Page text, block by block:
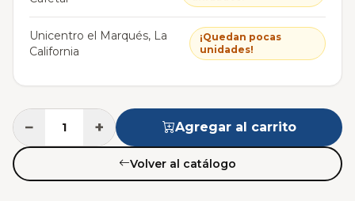
Unicentro el Marqués, La
California
¡Quedan pocas
unidades!
− + Agregar al carrito
Volver al catálogo